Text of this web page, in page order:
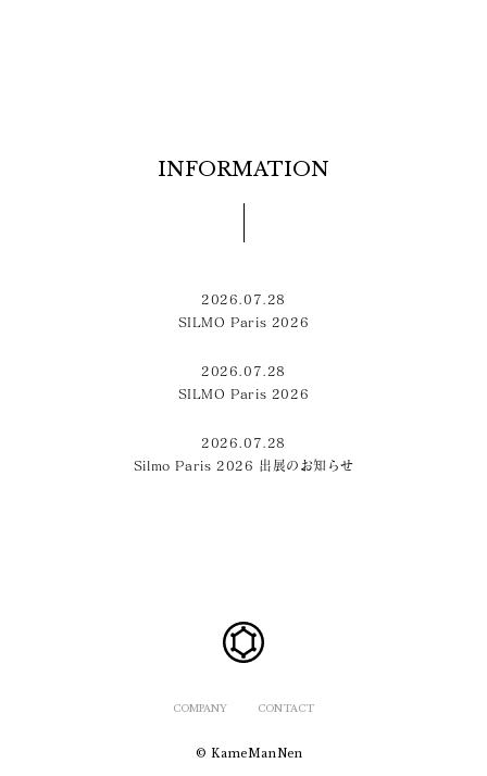
INFORMATION
2026.07.28
SILMO Paris 2026
2026.07.28
SILMO Paris 2026
2026.07.28
Silmo Paris 2026 出展のお知らせ
COMPANY CONTACT
© KameManNen